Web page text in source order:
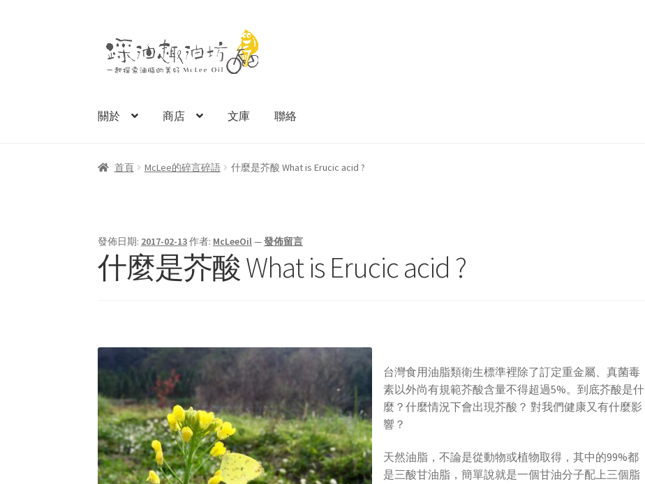
至
導
至
主
容
關於 商店 文庫 聯絡
首頁 McLee的碎言碎語 什麼是芥酸 What is Erucic acid ?
發佈日期: 2017-02-13作者: McLeeOil —發佈留言
什麼是芥酸 What is Erucic acid ?
台灣食用油脂類衛生標準裡除了訂定重金屬、真菌毒
素以外尚有規範芥酸含量不得超過5%。到底芥酸是什
麼？什麼情況下會出現芥酸？ 對我們健康又有什麼影
響？
天然油脂，不論是從動物或植物取得，其中的99%都
是三酸甘油脂，簡單說就是一個甘油分子配上三個脂